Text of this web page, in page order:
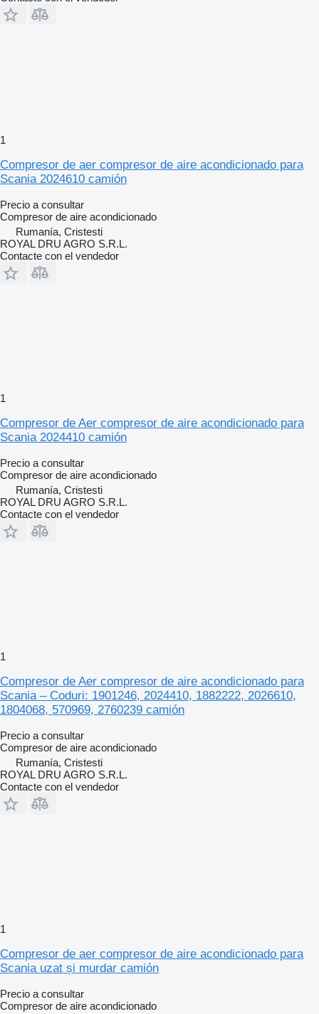
1
Compresor de aer compresor de aire acondicionado para
Scania 2024610 camión
Precio a consultar
Compresor de aire acondicionado
Rumanía, Cristesti
ROYAL DRU AGRO S.R.L.
Contacte con el vendedor
1
Compresor de Aer compresor de aire acondicionado para
Scania 2024410 camión
Precio a consultar
Compresor de aire acondicionado
Rumanía, Cristesti
ROYAL DRU AGRO S.R.L.
Contacte con el vendedor
1
Compresor de Aer compresor de aire acondicionado para
Scania – Coduri: 1901246, 2024410, 1882222, 2026610,
1804068, 570969, 2760239 camión
Precio a consultar
Compresor de aire acondicionado
Rumanía, Cristesti
ROYAL DRU AGRO S.R.L.
Contacte con el vendedor
1
Compresor de aer compresor de aire acondicionado para
Scania uzat și murdar camión
Precio a consultar
Compresor de aire acondicionado